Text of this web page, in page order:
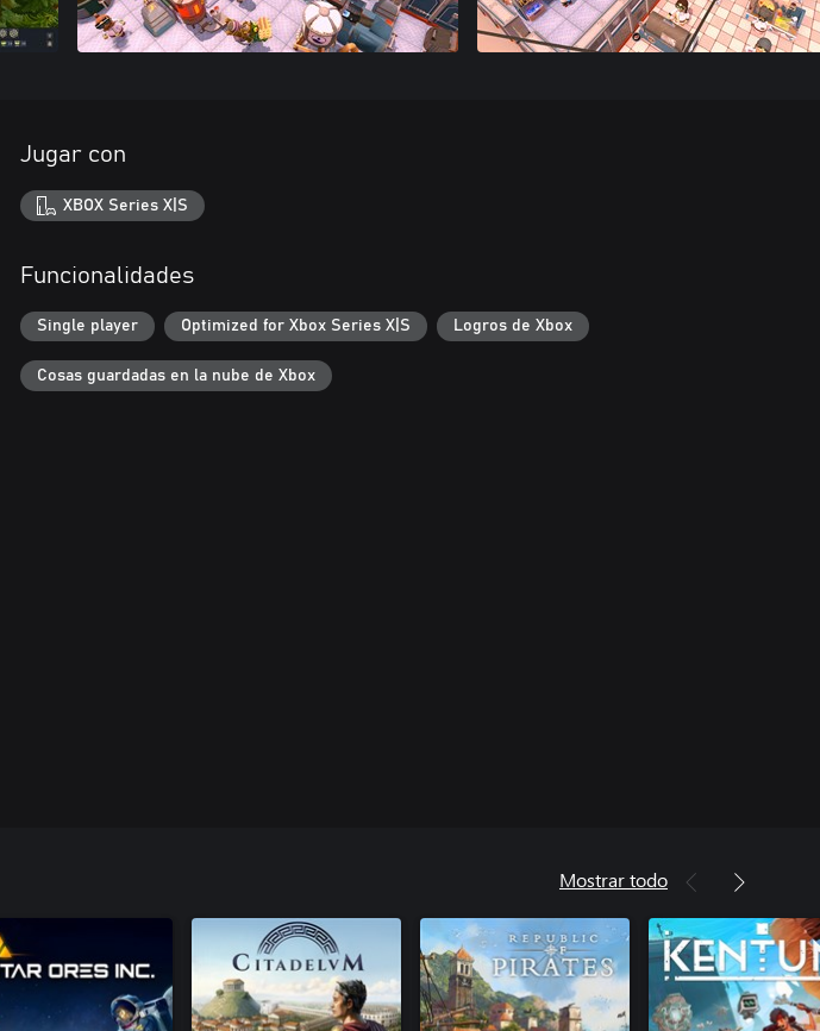
Jugar con
XBOX Series X|S
Funcionalidades
Single player Optimized for Xbox Series X|S Logros de Xbox
Cosas guardadas en la nube de Xbox
Mostrar todo